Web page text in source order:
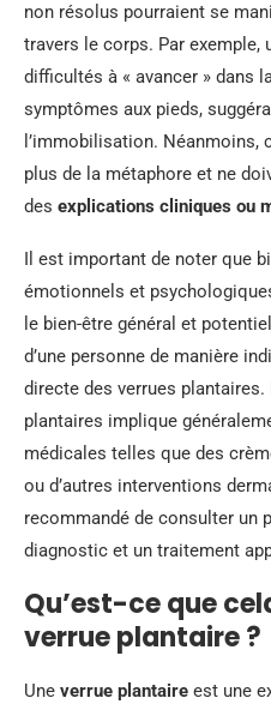
non résolus pourraient se
travers le corps. Par exemple,
difficultés à « avancer » dans
symptômes aux pieds,
l’immobilisation.
plus de la métaphore et ne
des explications cliniques ou
Il est important de noter que
émotionnels et
le bien-être général et
d’une personne de manière
directe des verrues
plantaires implique
médicales telles que des
ou d’autres interventions
recommandé de consulter un
diagnostic et un traitement
Qu’est-ce que
verrue plantaire ?
Une verrue plantaire est une